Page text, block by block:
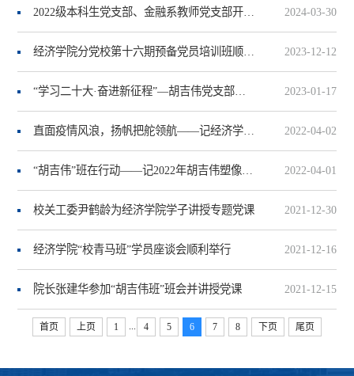
2022级本科生党支部、金融系教师党支部开展3月联合主题党日活动 2024-03-30
经济学院分党校第十六期预备党员培训班顺利召开 2023-12-12
“学习二十大·奋进新征程”—胡吉伟党支部校际学习交流活动举行 2023-01-17
直面疫情风浪，扬帆把舵领航——记经济学院3月学生党支部书记例会 2022-04-02
“胡吉伟”班在行动——记2022年胡吉伟塑像祭扫准备工作 2022-04-01
校关工委尹鹤龄为经济学院学子讲授专题党课 2021-12-30
经济学院“校青马班”学员座谈会顺利举行 2021-12-16
院长张建华参加“胡吉伟班”班会并讲授党课 2021-12-15
首页 上页 1 ... 4 5 6 7 8 下页 尾页